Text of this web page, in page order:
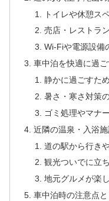
トイレや休憩ス
売店・レストラ
Wi-Fiや電源設備
車中泊を快適に過
静かに過ごすた
暑さ・寒さ対策
ゴミ処理やマナ
近隣の温泉・入浴
道の駅から行き
観光ついでに立
地元グルメが楽
車中泊時の注意点